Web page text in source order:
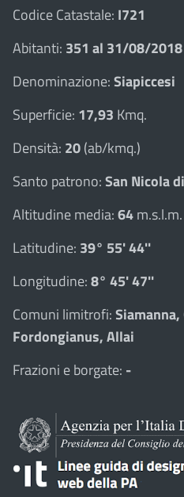
Codice Catastale: I721
Abitanti: 351 al 31/08/2018
Denominazione:Siapiccesi
Superficie: 17,93 Kmq.
Densità: 20(ab/kmq.)
Santo patrono:San Nicola
Altitudine media:64m.s.l.m.
Latitudine: 39° 55' 44''
Longitudine:8° 45' 47''
Comuni limitrofi:
Fordongianus, Allai
Frazioni e borgate: -